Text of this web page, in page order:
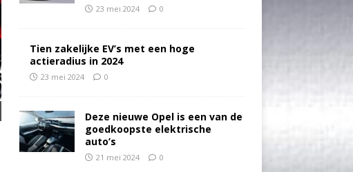
23 mei 2024 0
Tien zakelijke EV’s met een hoge
actieradius in 2024
23 mei 2024 0
Deze nieuwe Opel is een van de
goedkoopste elektrische
auto’s
21 mei 2024 0